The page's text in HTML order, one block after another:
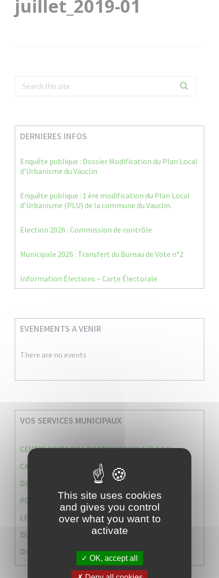
juillet_2019-01
DERNIERES INFOS
Enquête publique : Dossier Modification du Plan Local
d’Urbanisme du Vauclin
Enquête publique : 1 ère modification du Plan Local
d’Urbanisme (PLU) de la commune du Vauclin.
Election 2026 : Commission de contrôle
Municipale 2026 : Transfert du Bureau de Vote n°2
Information Élections – Carte Électorale
EVENEMENTS A VENIR
There are no events
VOS SERVICES MUNICIPAUX
CENTRE COMMUNAL D’ACTION SOCIALE (C.C.A.S)
CAISSE DES ÉCOLES
DIRECTION DES SERVICES TECHNIQUES
POLICE MUNICIPALE
LE CABINET DU MAIRE
DIRECTION DES RESSOURCES ET MOYENS
DIRECTION DU DEVELLOPPEMENT URBAIN DURABL
This site uses cookies
and gives you control
over what you want to
activate
OK, accept all